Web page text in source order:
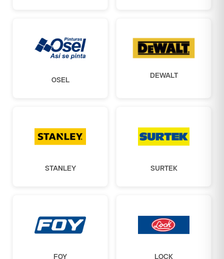
OSEL
DEWALT
STANLEY SURTEK
FOY LOCK